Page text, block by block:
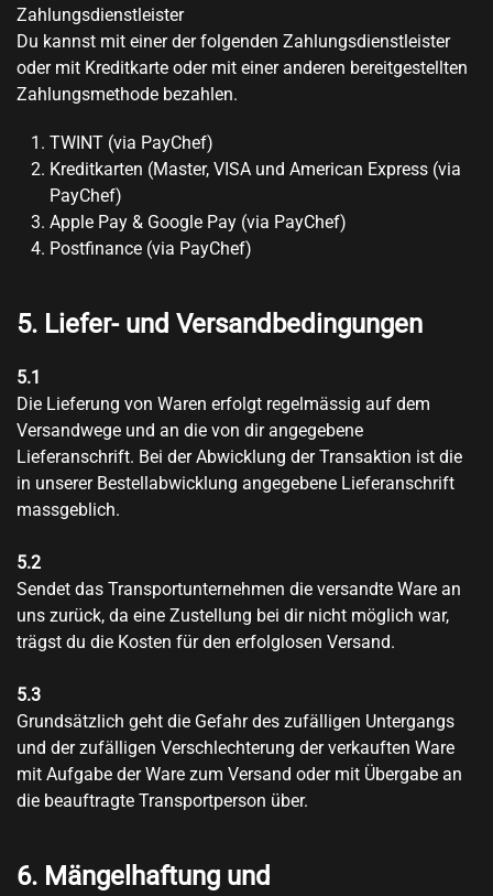
Zahlungsdienstleister
Du kannst mit einer der folgenden Zahlungsdienstleister
oder mit Kreditkarte oder mit einer anderen bereitgestellten
Zahlungsmethode bezahlen.
TWINT (via PayChef)
Kreditkarten (Master, VISA und American Express (via
PayChef)
Apple Pay & Google Pay (via PayChef)
Postfinance (via PayChef)
5. Liefer- und Versandbedingungen
5.1
Die Lieferung von Waren erfolgt regelmässig auf dem
Versandwege und an die von dir angegebene
Lieferanschrift. Bei der Abwicklung der Transaktion ist die
in unserer Bestellabwicklung angegebene Lieferanschrift
massgeblich.
5.2
Sendet das Transportunternehmen die versandte Ware an
uns zurück, da eine Zustellung bei dir nicht möglich war,
trägst du die Kosten für den erfolglosen Versand.
5.3
Grundsätzlich geht die Gefahr des zufälligen Untergangs
und der zufälligen Verschlechterung der verkauften Ware
mit Aufgabe der Ware zum Versand oder mit Übergabe an
die beauftragte Transportperson über.
6. Mängelhaftung und